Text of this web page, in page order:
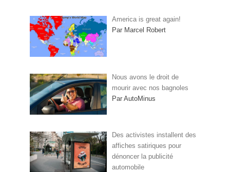
America is great again!
Par Marcel Robert
Nous avons le droit de
mourir avec nos bagnoles
Par AutoMinus
Des activistes installent des
affiches satiriques pour
dénoncer la publicité
automobile